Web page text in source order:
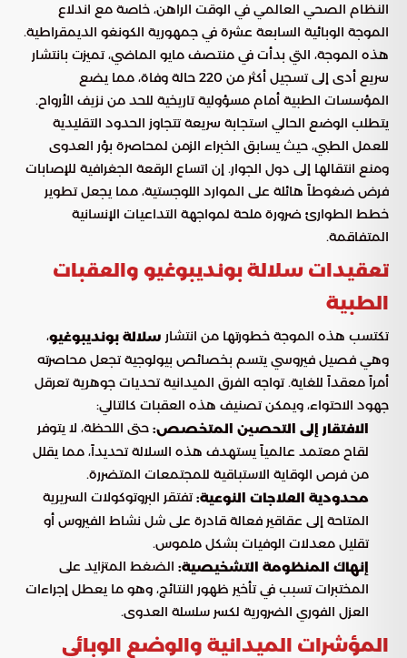
النظام الصحي العالمي في الوقت الراهن، خاصة مع اندلاع
الموجة الوبائية السابعة عشرة في جمهورية الكونغو الديمقراطية.
هذه الموجة، التي بدأت في منتصف مايو الماضي، تميزت بانتشار
سريع أدى إلى تسجيل أكثر من 220 حالة وفاة، مما يضع
المؤسسات الطبية أمام مسؤولية تاريخية للحد من نزيف الأرواح.
يتطلب الوضع الحالي استجابة سريعة تتجاوز الحدود التقليدية
للعمل الطبي، حيث يسابق الخبراء الزمن لمحاصرة بؤر العدوى
ومنع انتقالها إلى دول الجوار. إن اتساع الرقعة الجغرافية للإصابات
فرض ضغوطاً هائلة على الموارد اللوجستية، مما يجعل تطوير
خطط الطوارئ ضرورة ملحة لمواجهة التداعيات الإنسانية
المتفاقمة.
تعقيدات سلالة بونديبوغيو والعقبات
الطبية
تكتسب هذه الموجة خطورتها من انتشار سلالة بونديبوغيو،
وهي فصيل فيروسي يتسم بخصائص بيولوجية تجعل محاصرته
أمراً معقداً للغاية. تواجه الفرق الميدانية تحديات جوهرية تعرقل
جهود الاحتواء، ويمكن تصنيف هذه العقبات كالتالي:
الافتقار إلى التحصين المتخصص: حتى اللحظة، لا يتوفر
لقاح معتمد عالمياً يستهدف هذه السلالة تحديداً، مما يقلل
من فرص الوقاية الاستباقية للمجتمعات المتضررة.
محدودية العلاجات النوعية:تفتقر البروتوكولات السريرية
المتاحة إلى عقاقير فعالة قادرة على شل نشاط الفيروس أو
تقليل معدلات الوفيات بشكل ملموس.
إنهاك المنظومة التشخيصية: الضغط المتزايد على
المختبرات تسبب في تأخير ظهور النتائج، وهو ما يعطل إجراءات
العزل الفوري الضرورية لكسر سلسلة العدوى.
المؤشرات الميدانية والوضع الوبائي